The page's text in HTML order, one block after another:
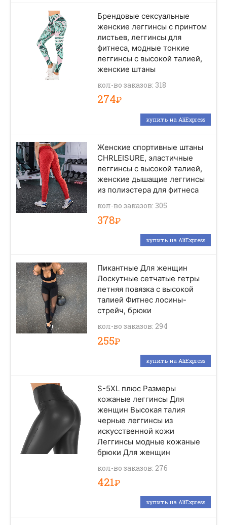
Брендовые сексуальные
женские леггинсы с принтом
листьев, леггинсы для
фитнеса, модные тонкие
леггинсы с высокой талией,
женские штаны
кол-во заказов: 318
274Р
купить на AliExpress
Женские спортивные штаны
CHRLEISURE, эластичные
леггинсы с высокой талией,
женские дышащие леггинсы
из полиэстера для фитнеса
кол-во заказов: 305
378Р
купить на AliExpress
Пикантные Для женщин
Лоскутные сетчатые гетры
летняя повязка с высокой
талией Фитнес лосины-
стрейч, брюки
кол-во заказов: 294
255Р
купить на AliExpress
S-5XL плюс Размеры
кожаные леггинсы Для
женщин Высокая талия
черные леггинсы из
искусственной кожи
Леггинсы модные кожаные
брюки Для женщин
кол-во заказов: 276
421Р
купить на AliExpress